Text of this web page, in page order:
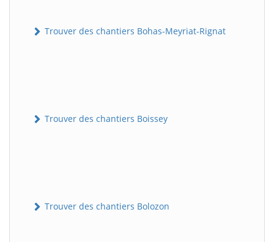
Trouver des chantiers Bohas-Meyriat-Rignat
Trouver des chantiers Boissey
Trouver des chantiers Bolozon